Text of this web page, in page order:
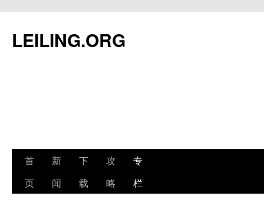
文
LEILING.ORG
首
页
新
闻
下
载
攻
略
专
栏